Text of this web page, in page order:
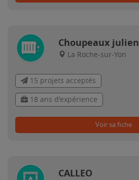
Choupeaux julien
La Roche-sur-Yon
15 projets acceptés
18 ans d'expérience
Voir sa fiche
CALLEO